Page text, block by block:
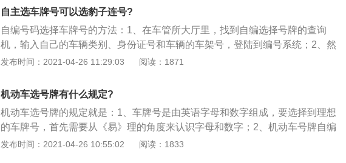
（即首位为英文字母的两个英文字母、三个阿拉伯数字组合）；此外，自编自选
号牌号码时三个阿拉伯数字不得全选为0，自编自选号牌号码时英文字母不得选
用I、O、Q；3、第二类为自编自选时第二位或者第三位必须选择英文字母且不能
选用I、O，其余四位为阿拉伯数字；同时自编自选号牌号码时四位阿拉伯数字不
得全选为0。
自主选车牌号可以选豹子连号?
自编号码选择车牌号的方法：1、在车管所大厅里，找到自编选择号牌的查询
机，输入自己的车辆类别、身份证号和车辆的车架号，登陆到编号系统；2、然
后选择地区，接着就可以在系统里自编车牌号码，一般有数字和字母可供选择，
在一起的已经很少；3、编好自己满意的车牌号后，按下确认，再到大厅服务窗
口前办理其它手续即可。自编车牌号需要等4--6个工作日才可以取到。
发布时间：2021-04-26 11:29:03 阅读：1871
机动车选号牌有什么规定?
机动车选号牌的规定就是：1、车牌号是由英语字母和数字组成，要选择到理想
的车牌号，首先需要从《易》理的角度来认识字母和数字；2、机动车号牌自编
自选规则具体分为二类：一类为自编自选号牌号码时第一位必须选择英文字母，
发布时间：2021-04-26 10:55:02 阅读：1833